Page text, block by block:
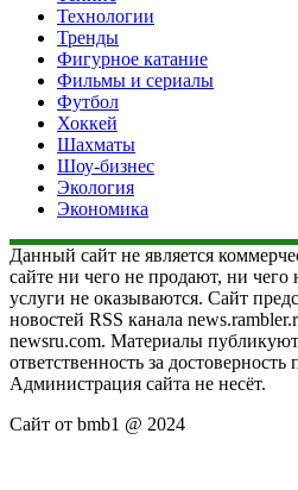
Технологии
Тренды
Фигурное катание
Фильмы и сериалы
Футбол
Хоккей
Шахматы
Шоу-бизнес
Экология
Экономика
Данный сайт не является
сайте ни чего не продают, ни
услуги не оказываются. Сайт
новостей RSS канала
newsru.com. Материалы
ответственность за
Администрация сайта не несёт.
Сайт от bmb1 @ 2024